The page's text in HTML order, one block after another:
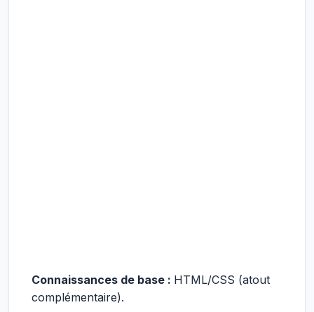
Connaissances de base : HTML/CSS (atout
complémentaire).